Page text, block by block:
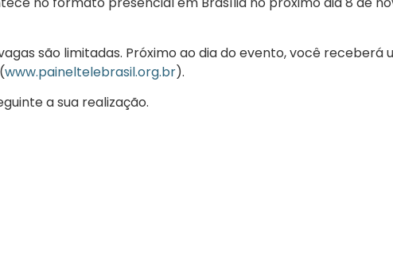
são limitadas. Próximo ao dia do evento, você
www.paineltelebrasil.org.br).
a sua realização.